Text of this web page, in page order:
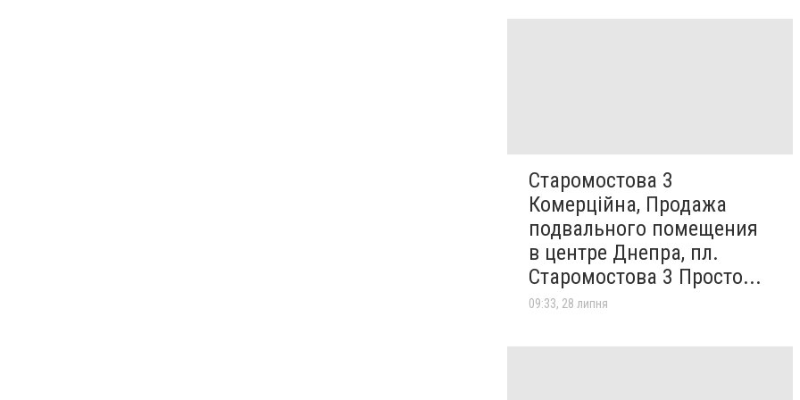
Старомостова 3
Комерційна, Продажа
подвального помещения
в центре Днепра, пл.
Старомостова 3 Просто...
09:33, 28 липня